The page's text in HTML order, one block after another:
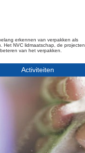
erkennen van verpakken als
NVC lidmaatschap, de projecten,
van het verpakken.
Activiteiten